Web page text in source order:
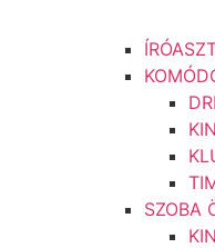
SZOBA